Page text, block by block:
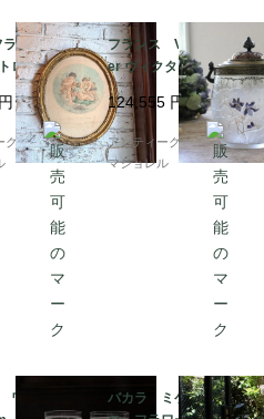
ンチェス
ロッツィの
ったオーバ
フレーム 7
円
クギャラリー
フランス Victor Sagli
er ヴィクター・サグリ
エ ガラスビスケット
ジャー 6696
124,555 円
アンティークギャラリー
マジョレル
イングラ
バカラ ミケランジェ